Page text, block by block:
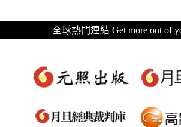
全球熱門連結 Get more out of